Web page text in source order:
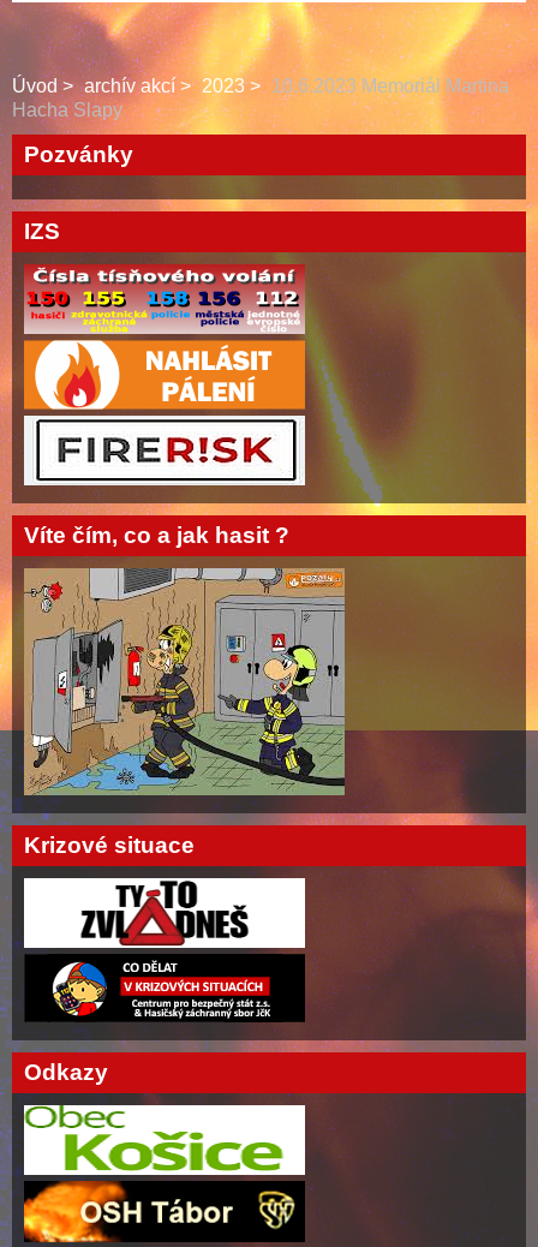
Úvod archív akcí 2023
10.6.2023 Memoriál Martina
Hacha Slapy
Pozvánky
IZS
Víte čím, co a jak hasit ?
Krizové situace
Odkazy